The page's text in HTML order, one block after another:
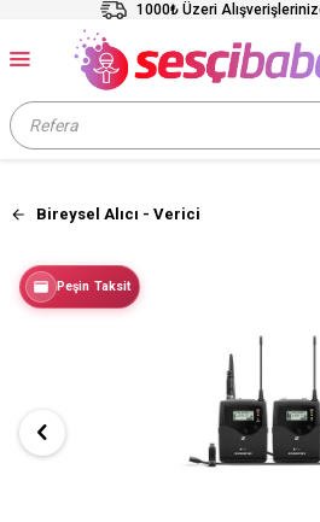
1000₺ Üzeri
Bireysel Alıcı - Verici
Peşin Taksit